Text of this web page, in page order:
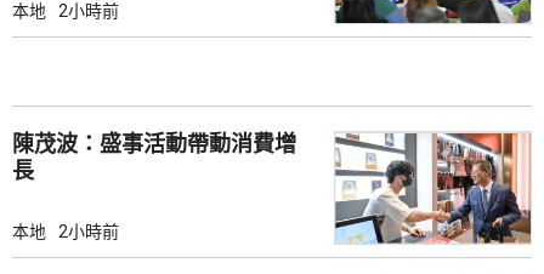
本地 2小時前
陳茂波：盛事活動帶動消費增
長
本地 2小時前